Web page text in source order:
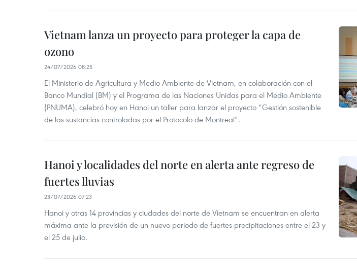
Vietnam lanza un proyecto para proteger la capa de
ozono
24/07/2026 08:25
El Ministerio de Agricultura y Medio Ambiente de Vietnam, en colaboración con el
Banco Mundial (BM) y el Programa de las Naciones Unidas para el Medio Ambiente
(PNUMA), celebró hoy en Hanoi un taller para lanzar el proyecto “Gestión sostenible
de las sustancias controladas por el Protocolo de Montreal”.
Hanoi y localidades del norte en alerta ante regreso de
fuertes lluvias
23/07/2026 07:23
Hanoi y otras 14 provincias y ciudades del norte de Vietnam se encuentran en alerta
máxima ante la previsión de un nuevo periodo de fuertes precipitaciones entre el 23 y
el 25 de julio.